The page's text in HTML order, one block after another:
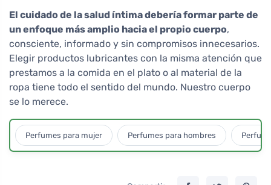
El cuidado de la salud íntima debería formar parte de
un enfoque más amplio hacia el propio cuerpo,
consciente, informado y sin compromisos innecesarios.
Elegir productos lubricantes con la misma atención que
prestamos a la comida en el plato o al material de la
ropa tiene todo el sentido del mundo. Nuestro cuerpo
se lo merece.
Perfumes para mujer Perfumes para hombres